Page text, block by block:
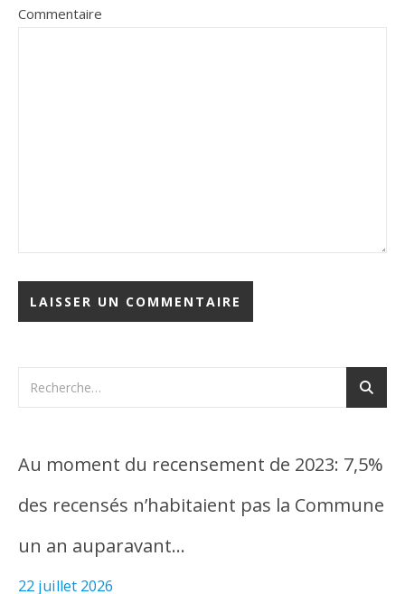
Commentaire
Au moment du recensement de 2023: 7,5%
des recensés n’habitaient pas la Commune
un an auparavant…
22 juillet 2026